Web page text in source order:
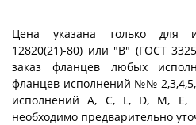
Цена указана только
12820(21)-80) или "B" (ГОСТ
заказ фланцев любых
фланцев исполнений №№
исполнений A, C, L, D, M, E,
необходимо предварительно